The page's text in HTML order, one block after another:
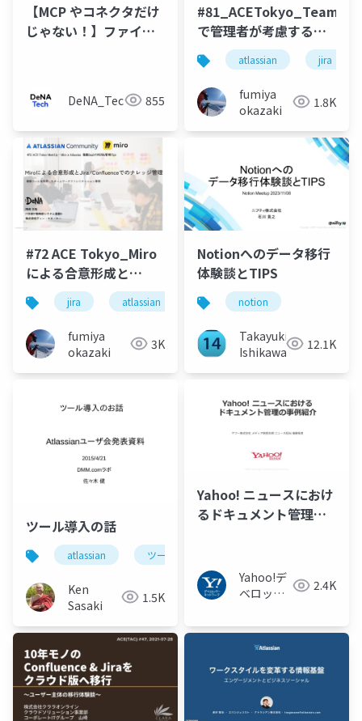
【MCP やコネクタだけ
じゃない！】ファイル
DeNA_Tech 855
で管理者が考慮するこ
とのお話_20260623
atlassian jira
fumiya
okazaki
1.8K
#72 ACE Tokyo_Miro
による合意形成と
Jira_Confluenceでの
ナレッジ管理
_20250513
jira atlassian miro confluence
fumiya
okazaki
3K
Notionへのデータ移行
体験談とTIPS
notion
Takayuki
Ishikawa
12.1K
ツール導入の話
atlassian ツール
Ken
Sasaki
1.5K
Yahoo! ニュースにおけ
るドキュメント管理の
Yahoo!デ
ベロッパ
ワーク
2.4K